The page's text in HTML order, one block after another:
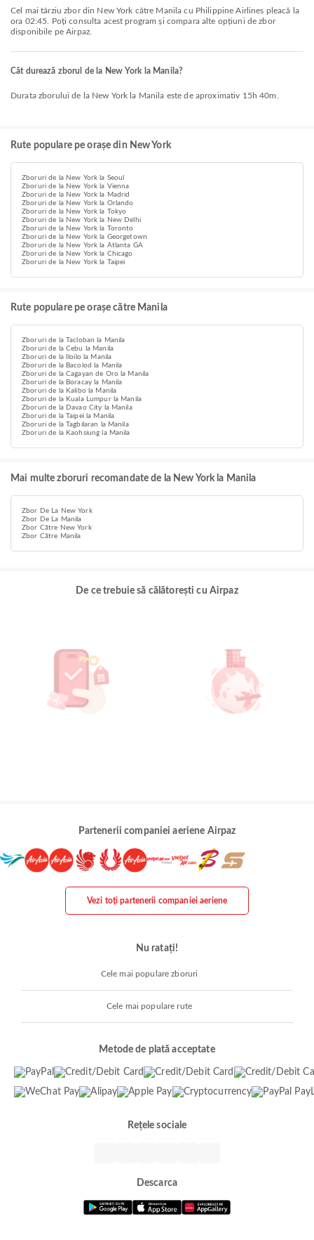
Cel mai târziu zbor din New York către Manila cu Philippine Airlines pleacă la
ora 02:45. Poți consulta acest program și compara alte opțiuni de zbor
disponibile pe Airpaz.
Cât durează zborul de la New York la Manila?
Durata zborului de la New York la Manila este de aproximativ 15h 40m.
Rute populare pe orașe din New York
Zboruri de la New York la Seoul
Zboruri de la New York la Vienna
Zboruri de la New York la Madrid
Zboruri de la New York la Orlando
Zboruri de la New York la Tokyo
Zboruri de la New York la New Delhi
Zboruri de la New York la Toronto
Zboruri de la New York la Georgetown
Zboruri de la New York la Atlanta GA
Zboruri de la New York la Chicago
Zboruri de la New York la Taipei
Rute populare pe orașe către Manila
Zboruri de la Tacloban la Manila
Zboruri de la Cebu la Manila
Zboruri de la Iloilo la Manila
Zboruri de la Bacolod la Manila
Zboruri de la Cagayan de Oro la Manila
Zboruri de la Boracay la Manila
Zboruri de la Kalibo la Manila
Zboruri de la Kuala Lumpur la Manila
Zboruri de la Davao City la Manila
Zboruri de la Taipei la Manila
Zboruri de la Tagbilaran la Manila
Zboruri de la Kaohsiung la Manila
Mai multe zboruri recomandate de la New York la Manila
Zbor De La New York
Zbor De La Manila
Zbor Către New York
Zbor Către Manila
De ce trebuie să călătorești cu Airpaz
Partenerii companiei aeriene Airpaz
Vezi toți partenerii companiei aeriene
Nu ratați!
Cele mai populare zboruri
Cele mai populare rute
Metode de plată acceptate
Rețele sociale
Descarca